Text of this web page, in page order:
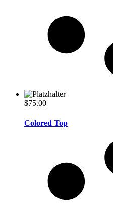
$75.00
Colored Top